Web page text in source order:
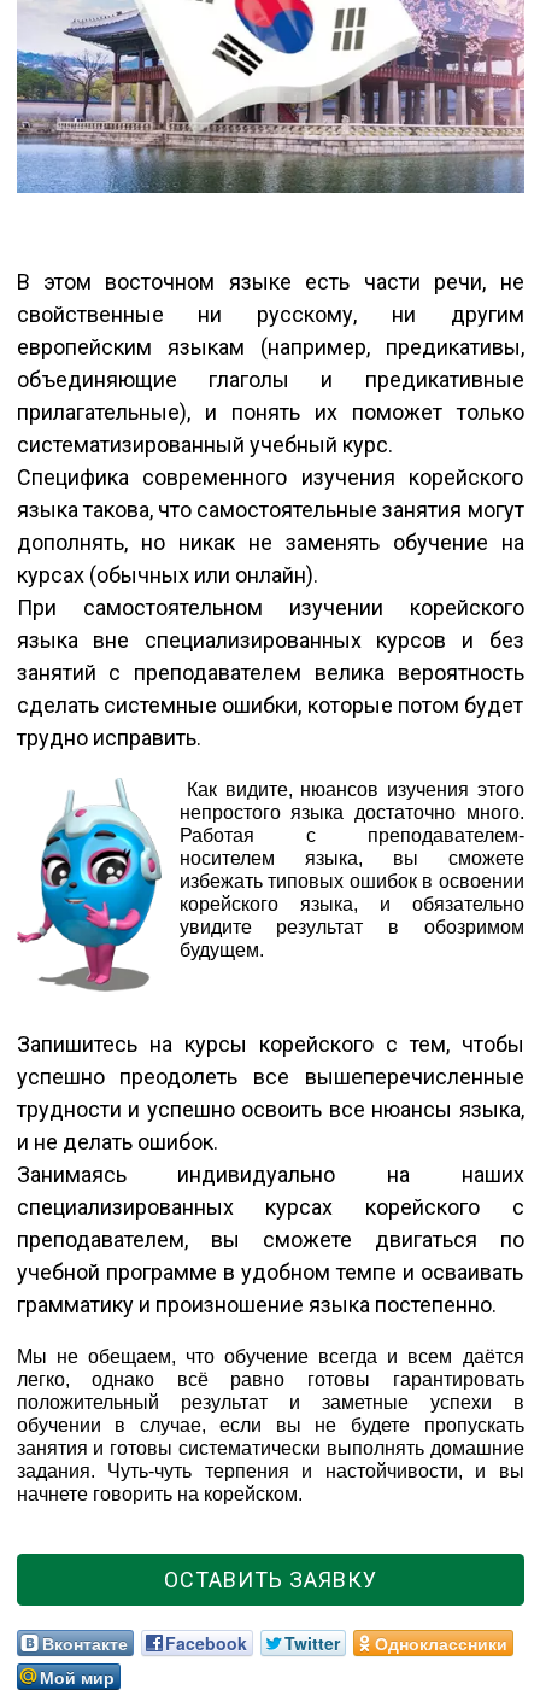
В этом восточном языке есть части речи, не
свойственные ни русскому, ни другим
европейским языкам (например, предикативы,
объединяющие глаголы и предикативные
прилагательные), и понять их поможет только
систематизированный учебный курс.
Специфика современного изучения корейского
языка такова, что самостоятельные занятия могут
дополнять, но никак не заменять обучение на
курсах (обычных или онлайн).
При самостоятельном изучении корейского
языка вне специализированных курсов и без
занятий с преподавателем велика вероятность
сделать системные ошибки, которые потом будет
трудно исправить.
Как видите, нюансов изучения этого
непростого языка достаточно много.
Работая с преподавателем-
носителем языка, вы сможете
избежать типовых ошибок в освоении
корейского языка, и обязательно
увидите результат в обозримом
будущем.
Запишитесь на курсы корейского с тем, чтобы
успешно преодолеть все вышеперечисленные
трудности и успешно освоить все нюансы языка,
и не делать ошибок.
Занимаясь индивидуально на наших
специализированных курсах корейского с
преподавателем, вы сможете двигаться по
учебной программе в удобном темпе и осваивать
грамматику и произношение языка постепенно.
Мы не обещаем, что обучение всегда и всем даётся
легко, однако всё равно готовы гарантировать
положительный результат и заметные успехи в
обучении в случае, если вы не будете пропускать
занятия и готовы систематически выполнять домашние
задания. Чуть-чуть терпения и настойчивости, и вы
начнете говорить на корейском.
ОСТАВИТЬ ЗАЯВКУ
Вконтакте Facebook Twitter
Одноклассники
Мой мир